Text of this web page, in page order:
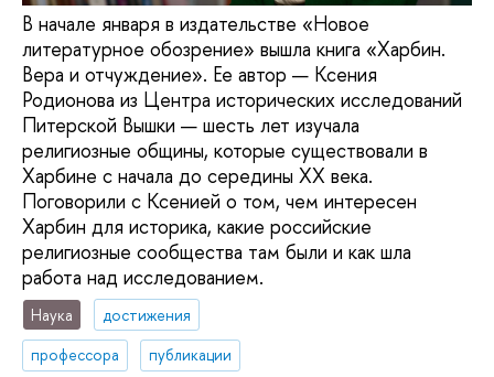
В начале января в издательстве «Новое
литературное обозрение» вышла книга «Харбин.
Вера и отчуждение». Ее автор — Ксения
Родионова из Центра исторических исследований
Питерской Вышки — шесть лет изучала
религиозные общины, которые существовали в
Харбине с начала до середины XX века.
Поговорили с Ксенией о том, чем интересен
Харбин для историка, какие российские
религиозные сообщества там были и как шла
работа над исследованием.
Наука
достижения
профессора
публикации